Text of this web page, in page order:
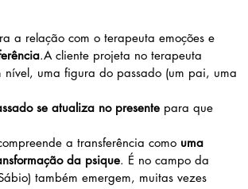
a relação com o terapeuta emoções e
.A cliente projeta no terapeuta
nível, uma figura do passado (um pai, uma
se atualiza no presente para que
a transferência como uma
da psique. É no campo da
também emergem, muitas vezes